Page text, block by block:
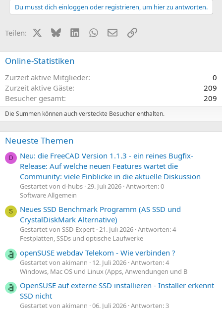
Du musst dich einloggen oder registrieren, um hier zu antworten.
Teilen: X (Twitter)
BlueskyLinkedInWhatsApp
E-MailLink
Online-Statistiken
Zurzeit aktive Mitglieder
0
Zurzeit aktive Gäste
209
Besucher gesamt
209
Die Summen können auch versteckte Besucher enthalten.
Neueste Themen
D
Neu: die FreeCAD Version 1.1.3 - ein reines Bugfix-
Release: Auf welche neuen Features wartet die
Community: viele Einblicke in die aktuelle Diskussion
Gestartet von d-hubs 29. Juli 2026 Antworten: 0
Software Allgemein
S
Neues SSD Benchmark Programm (AS SSD und
CrystalDiskMark Alternative)
Gestartet von SSD-Expert 21. Juli 2026 Antworten: 4
Festplatten, SSDs und optische Laufwerke
openSUSE webdav Telekom - Wie verbinden ?
Gestartet von akimann 12. Juli 2026 Antworten: 4
Windows, Mac OS und Linux (Apps, Anwendungen und B
OpenSUSE auf externe SSD installieren - Installer erkennt
SSD nicht
Gestartet von akimann 06. Juli 2026 Antworten: 3